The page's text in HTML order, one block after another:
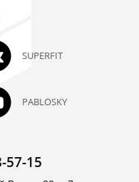
SUPERFIT
PABLOSKY
57-15